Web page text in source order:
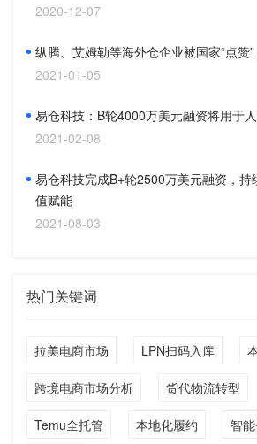
2020-12-07
纵腾、艾姆勒等海外仓企业被国家“点
2021-01-05
易仓科技：B轮4000万美元融资将用于
2021-02-08
易仓科技完成B+轮2500万美元融资，持
值赋能
2021-08-03
热门关键词
拉美电商市场 LPN扫码入库
跨境电商市场分析 货代物流转型
Temu全托管 本地化履约 智